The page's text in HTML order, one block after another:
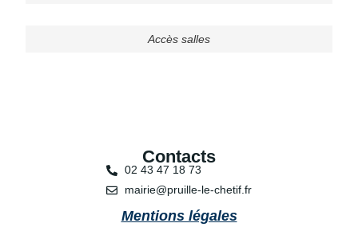
Accès salles
Contacts
02 43 47 18 73
mairie@pruille-le-chetif.fr
Mentions légales